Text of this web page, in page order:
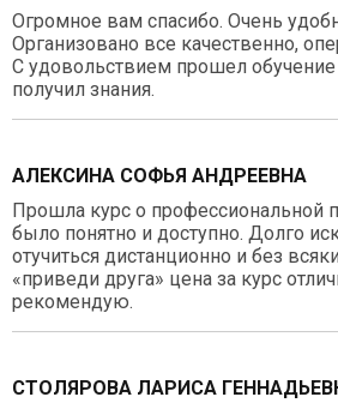
Огромное вам спасибо. Очень
Организовано все качественно,
С удовольствием прошел
получил знания.
АЛЕКСИНА СОФЬЯ АНДРЕЕВНА
Прошла курс о профессиональной
было понятно и доступно. Долго
отучиться дистанционно и без
«приведи друга» цена за курс
рекомендую.
СТОЛЯРОВА ЛАРИСА